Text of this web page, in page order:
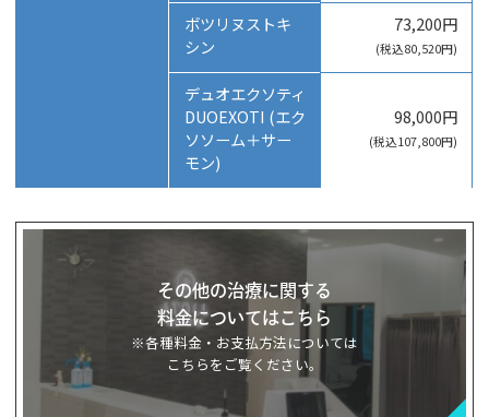
ボツリヌストキ
シン
73,200円
(税込80,520円)
デュオエクソティ
DUOEXOTI (エク
ソソーム＋サー
モン)
98,000円
(税込107,800円)
その他の治療に関する
料金についてはこちら
※各種料金・お支払方法については
こちらをご覧ください。